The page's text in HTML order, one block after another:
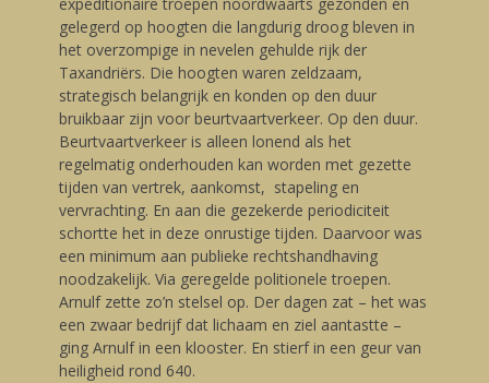
gelegerd op hoogten die langdurig droog bleven in
het overzompige in nevelen gehulde rijk der
Taxandriërs. Die hoogten waren zeldzaam,
strategisch belangrijk en konden op den duur
bruikbaar zijn voor beurtvaartverkeer. Op den duur.
Beurtvaartverkeer is alleen lonend als het
regelmatig onderhouden kan worden met gezette
tijden van vertrek, aankomst, stapeling en
vervrachting. En aan die gezekerde periodiciteit
schortte het in deze onrustige tijden. Daarvoor was
een minimum aan publieke rechtshandhaving
noodzakelijk. Via geregelde politionele troepen.
Arnulf zette zo’n stelsel op. Der dagen zat – het was
een zwaar bedrijf dat lichaam en ziel aantastte –
ging Arnulf in een klooster. En stierf in een geur van
heiligheid rond 640.